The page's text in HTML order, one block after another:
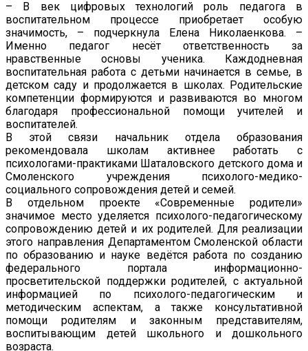
– В век цифровых технологий роль педагога в
воспитательном процессе приобретает особую
значимость, – подчеркнула Елена Николаенкова. –
Именно педагог несёт ответственность за
нравственные основы ученика. Каждодневная
воспитательная работа с детьми начинается в семье, в
детском саду и продолжается в школах. Родительские
компетенции формируются и развиваются во многом
благодаря профессиональной помощи учителей и
воспитателей.
В этой связи начальник отдела образования
рекомендовала школам активнее работать с
психологами-практиками Шаталовского детского дома и
Смоленского учреждения психолого-медико-
социального сопровождения детей и семей.
В отдельном проекте «Современные родители»
значимое место уделяется психолого-педагогическому
сопровождению детей и их родителей. Для реализации
этого направления Департаментом Смоленской области
по образованию и науке ведётся работа по созданию
федерального портала информационно-
просветительской поддержки родителей, с актуальной
информацией по психолого-педагогическим и
методическим аспектам, а также консультативной
помощи родителям и законным представителям,
воспитывающим детей школьного и дошкольного
возраста.